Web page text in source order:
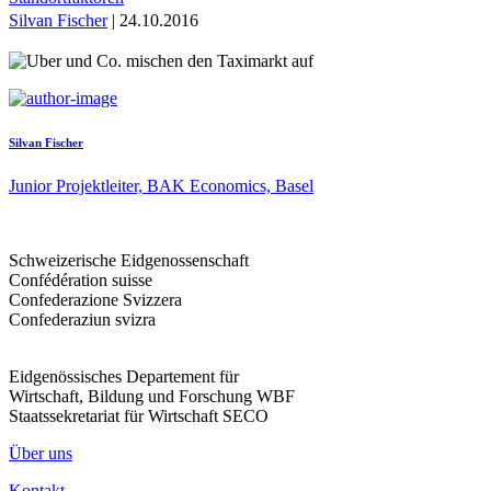
Silvan Fischer| 24.10.2016
Silvan Fischer
Junior Projektleiter, BAK Economics, Basel
Schweizerische Eidgenossenschaft
Confédération suisse
Confederazione Svizzera
Confederaziun svizra
Eidgenössisches Departement für
Wirtschaft, Bildung und Forschung WBF
Staatssekretariat für Wirtschaft SECO
Über uns